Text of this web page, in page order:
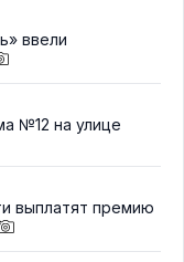
ввели
№12 на улице
выплатят премию